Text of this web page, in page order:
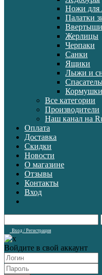
Ножи для
Палатки
Ввертыши
Жерлицы
Черпаки
Санки
Ящики
Лыжи и
Все категории
Производители
Наш канал на
Оплата
Доставка
Скидки
Новости
О магазине
Отзывы
Контакты
Вход
Вход / Регистрация
Войдите в свой аккаунт